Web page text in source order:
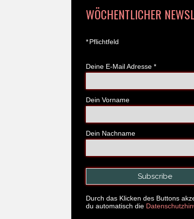
WÖCHENTLICHER
*Pflichtfeld
Deine E-Mail Adresse *
Dein Vorname
Dein Nachname
Durch das Klicken des Buttons
du automatisch die